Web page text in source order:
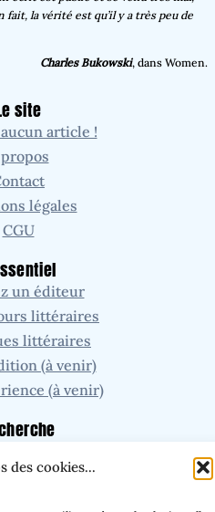
des cookies...
fait, la vérité est qu’il y a très peu de
Charles Bukowski, dans Women.
site
article !
légales
CGU
un éditeur
littéraires
littéraires
(à venir)
(à venir)
ou une page en particulier ?